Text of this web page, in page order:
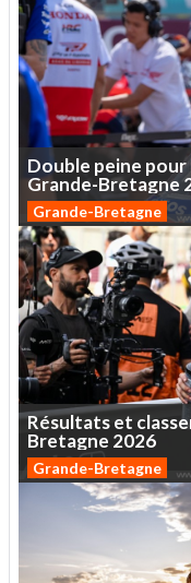
Double peine pour
Grande-Bretagne
Grande-Bretagne
Résultatset
Bretagne 2026
Grande-Bretagne